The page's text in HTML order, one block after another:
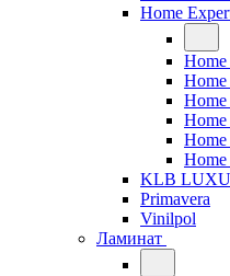
Home
Home
Home
Home
Home
KLB
Primavera
Vinilpol
Ламинат